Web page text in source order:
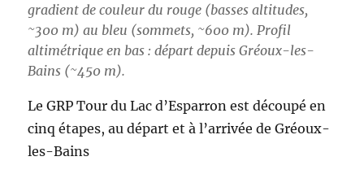
gradient de couleur du rouge (basses altitudes,
~300 m) au bleu (sommets, ~600 m). Profil
altimétrique en bas : départ depuis Gréoux-les-
Bains (~450 m).
Le GRP Tour du Lac d’Esparron est découpé en
cinq étapes, au départ et à l’arrivée de Gréoux-
les-Bains